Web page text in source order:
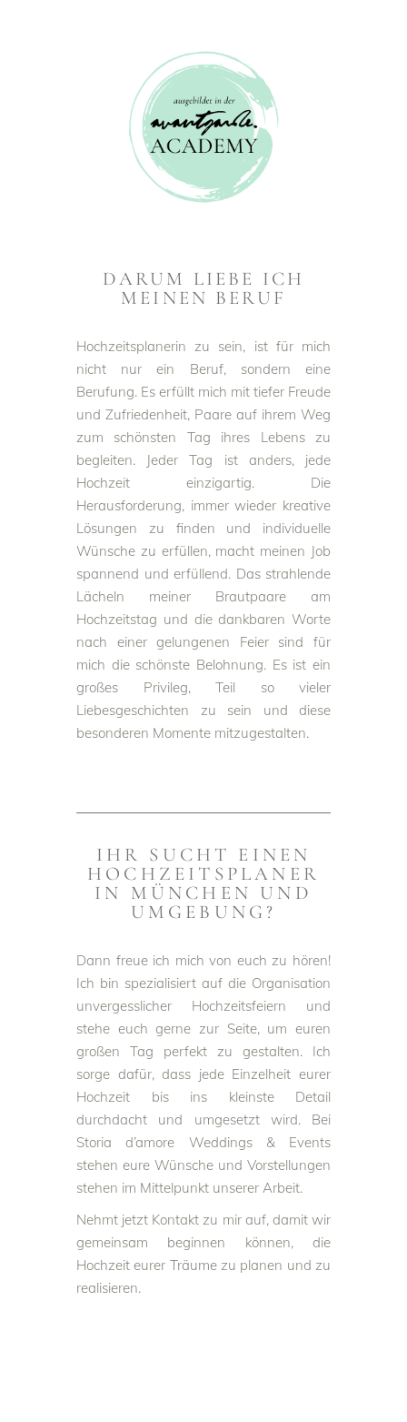
DARUM LIEBE ICH
MEINEN BERUF
Hochzeitsplanerin zu sein, ist für mich
nicht nur ein Beruf, sondern eine
Berufung. Es erfüllt mich mit tiefer Freude
und Zufriedenheit, Paare auf ihrem Weg
zum schönsten Tag ihres Lebens zu
begleiten. Jeder Tag ist anders, jede
Hochzeit einzigartig. Die
Herausforderung, immer wieder kreative
Lösungen zu finden und individuelle
Wünsche zu erfüllen, macht meinen Job
spannend und erfüllend. Das strahlende
Lächeln meiner Brautpaare am
Hochzeitstag und die dankbaren Worte
nach einer gelungenen Feier sind für
mich die schönste Belohnung. Es ist ein
großes Privileg, Teil so vieler
Liebesgeschichten zu sein und diese
besonderen Momente mitzugestalten.
IHR SUCHT EINEN
HOCHZEITSPLANER
IN MÜNCHEN UND
UMGEBUNG?
Dann freue ich mich von euch zu hören!
Ich bin spezialisiert auf die Organisation
unvergesslicher Hochzeitsfeiern und
stehe euch gerne zur Seite, um euren
großen Tag perfekt zu gestalten. Ich
sorge dafür, dass jede Einzelheit eurer
Hochzeit bis ins kleinste Detail
durchdacht und umgesetzt wird. Bei
Storia d’amore Weddings & Events
stehen eure Wünsche und Vorstellungen
stehen im Mittelpunkt unserer Arbeit.
Nehmt jetzt Kontakt zu mir auf, damit wir
gemeinsam beginnen können, die
Hochzeit eurer Träume zu planen und zu
realisieren.